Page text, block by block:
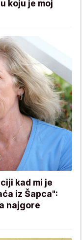
koju je moj
kad mi je
iz Šapca":
najgore